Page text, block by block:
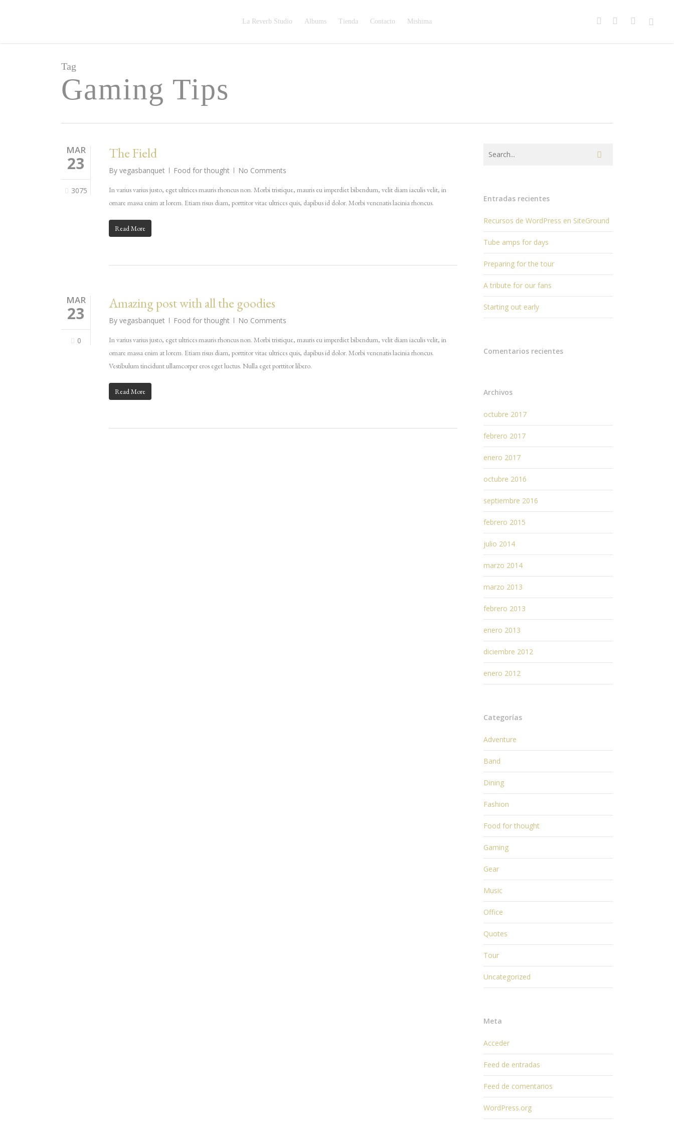
La Reverb Studio Albums Tienda Contacto Mishima facebookyoutube instagramspotify
Tag
Gaming Tips
MAR
23
3075
The Field
By vegasbanquet Food for thought No Comments
In varius varius justo, eget ultrices mauris rhoncus non. Morbi tristique, mauris eu imperdiet bibendum, velit diam iaculis velit, in
ornare massa enim at lorem. Etiam risus diam, porttitor vitae ultrices quis, dapibus id dolor. Morbi venenatis lacinia rhoncus.
Read More
MAR
23
0
Amazing post with all the goodies
By vegasbanquet Food for thought No Comments
In varius varius justo, eget ultrices mauris rhoncus non. Morbi tristique, mauris eu imperdiet bibendum, velit diam iaculis velit, in
ornare massa enim at lorem. Etiam risus diam, porttitor vitae ultrices quis, dapibus id dolor. Morbi venenatis lacinia rhoncus.
Vestibulum tincidunt ullamcorper eros eget luctus. Nulla eget porttitor libero.
Read More
Entradas recientes
Recursos de WordPress en SiteGround
Tube amps for days
Preparing for the tour
A tribute for our fans
Starting out early
Comentarios recientes
Archivos
octubre 2017
febrero 2017
enero 2017
octubre 2016
septiembre 2016
febrero 2015
julio 2014
marzo 2014
marzo 2013
febrero 2013
enero 2013
diciembre 2012
enero 2012
Categorías
Adventure
Band
Dining
Fashion
Food for thought
Gaming
Gear
Music
Office
Quotes
Tour
Uncategorized
Meta
Acceder
Feed de entradas
Feed de comentarios
WordPress.org